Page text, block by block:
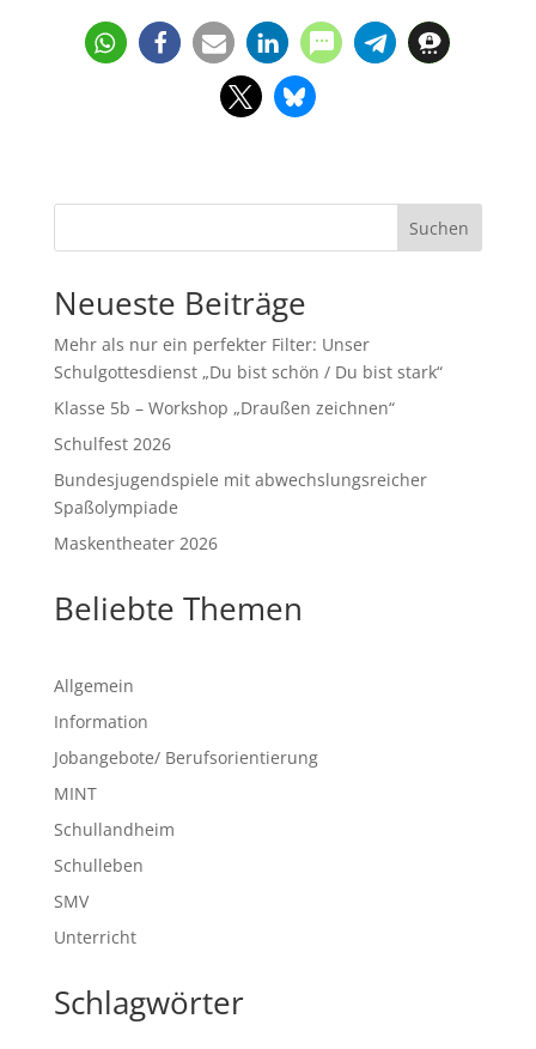
Suchen
Neueste Beiträge
Mehr als nur ein perfekter Filter: Unser
Schulgottesdienst „Du bist schön / Du bist stark“
Klasse 5b – Workshop „Draußen zeichnen“
Schulfest 2026
Bundesjugendspiele mit abwechslungsreicher
Spaßolympiade
Maskentheater 2026
Beliebte Themen
Allgemein
Information
Jobangebote/ Berufsorientierung
MINT
Schullandheim
Schulleben
SMV
Unterricht
Schlagwörter